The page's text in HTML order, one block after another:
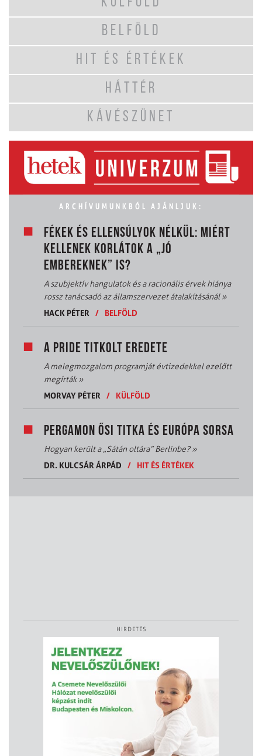
BELFÖLD
HIT ÉS ÉRTÉKEK
HÁTTÉR
KÁVÉSZÜNET
ARCHÍVUMUNKBÓL AJÁNLJUK:
FÉKEK ÉS ELLENSÚLYOK NÉLKÜL: MIÉRT
KELLENEK KORLÁTOK A „JÓ
EMBEREKNEK” IS?
A szubjektív hangulatok és a racionális érvek hiánya
rossz tanácsadó az államszervezet átalakításánál»
HACK PÉTER
/ BELFÖLD
A PRIDE TITKOLT EREDETE
A melegmozgalom programját évtizedekkel ezelőtt
megírták»
MORVAY PÉTER
/ KÜLFÖLD
PERGAMON ŐSI TITKA ÉS EURÓPA SORSA
Hogyan került a „Sátán oltára” Berlinbe?»
DR. KULCSÁR ÁRPÁD
/ HIT ÉS ÉRTÉKEK
HIRDETÉS